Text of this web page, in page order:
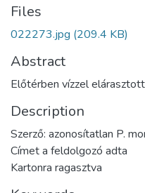
Files
022273.jpg (209.4 KB)
Abstract
Előtérben vízzel
Description
Szerző: azonosítatlan P.
Címet a feldolgozó adta
Kartonra ragasztva